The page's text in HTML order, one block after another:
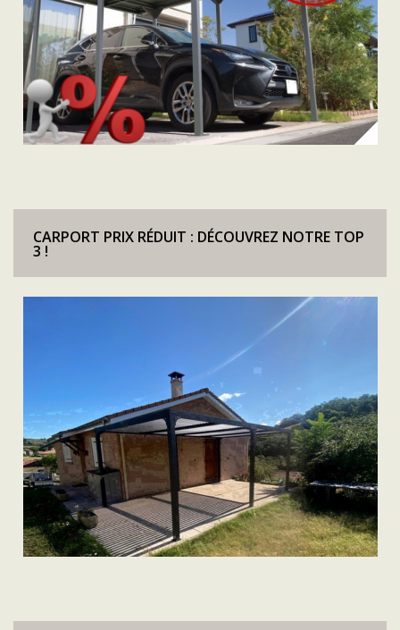
CARPORT PRIX RÉDUIT : DÉCOUVREZ NOTRE TOP
3 !